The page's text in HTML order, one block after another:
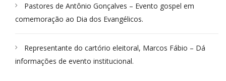
Pastores de Antônio Gonçalves – Evento gospel em
comemoração ao Dia dos Evangélicos.
Representante do cartório eleitoral, Marcos Fábio – Dá
informações de evento institucional.